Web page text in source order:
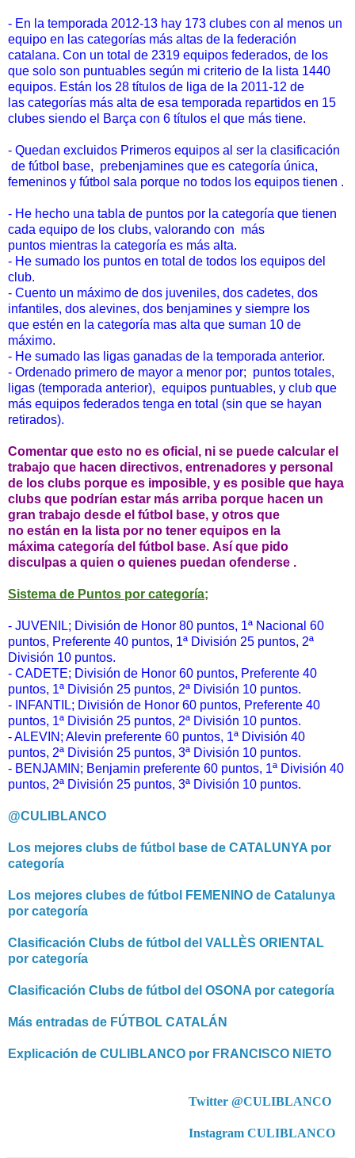
- En la temporada 2012-13 hay 173 clubes con al menos un
equipo en las categorías más altas de la federación
catalana. Con un total de 2319 equipos federados, de los
que solo son puntuables según mi criterio de la lista 1440
equipos. Están los 28 títulos de liga de la 2011-12 de
las categorías más alta de esa temporada repartidos en 15
clubes siendo el Barça con 6 títulos el que más tiene.
- Quedan excluidos Primeros equipos al ser la clasificación
de fútbol base, prebenjamines que es categoría única,
femeninos y fútbol sala porque no todos los equipos tienen .
- He hecho una tabla de puntos por la categoría que tienen
cada equipo de los clubs, valorando con más
puntos mientras la categoría es más alta.
- He sumado los puntos en total de todos los equipos del
club.
- Cuento un máximo de dos juveniles, dos cadetes, dos
infantiles, dos alevines, dos benjamines y siempre los
que estén en la categoría mas alta que suman 10 de
máximo.
- He sumado las ligas ganadas de la temporada anterior.
- Ordenado primero de mayor a menor por; puntos totales,
ligas (temporada anterior), equipos puntuables, y club que
más equipos federados tenga en total (sin que se hayan
retirados).
Comentar que esto no es oficial, ni se puede calcular el
trabajo que hacen directivos, entrenadores y personal
de los clubs porque es imposible, y es posible que haya
clubs que podrían estar más arriba porque hacen un
gran trabajo desde el fútbol base, y otros que
no están en la lista por no tener equipos en la
máxima categoría del fútbol base. Así que pido
disculpas a quien o quienes puedan ofenderse .
Sistema de Puntos por categoría;
- JUVENIL; División de Honor 80 puntos, 1ª Nacional 60
puntos, Preferente 40 puntos, 1ª División 25 puntos, 2ª
División 10 puntos.
- CADETE; División de Honor 60 puntos, Preferente 40
puntos, 1ª División 25 puntos, 2ª División 10 puntos.
- INFANTIL; División de Honor 60 puntos, Preferente 40
puntos, 1ª División 25 puntos, 2ª División 10 puntos.
- ALEVIN; Alevin preferente 60 puntos, 1ª División 40
puntos, 2ª División 25 puntos, 3ª División 10 puntos.
- BENJAMIN; Benjamin preferente 60 puntos, 1ª División 40
puntos, 2ª División 25 puntos, 3ª División 10 puntos.
@CULIBLANCO
Los mejores clubs de fútbol base de CATALUNYA por
categoría
Los mejores clubes de fútbol FEMENINO de Catalunya
por categoría
Clasificación Clubs de fútbol del VALLÈS ORIENTAL
por categoría
Clasificación Clubs de fútbol del OSONA por categoría
Más entradas de FÚTBOL CATALÁN
Explicación de CULIBLANCO por FRANCISCO NIETO
Twitter @CULIBLANCO
Instagram CULIBLANCO